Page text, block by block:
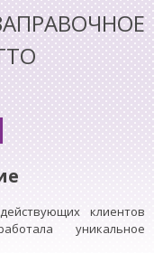
клиентов
уникальное